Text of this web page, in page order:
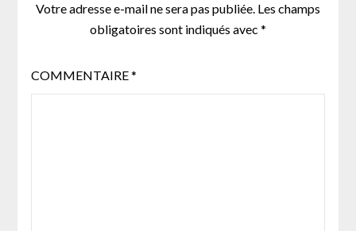
Votre adresse e-mail ne sera pas publiée. Les champs
obligatoires sont indiqués avec *
COMMENTAIRE*